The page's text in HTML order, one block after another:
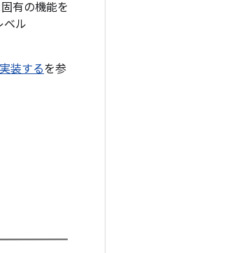
有の機能を
ベル
装するを参